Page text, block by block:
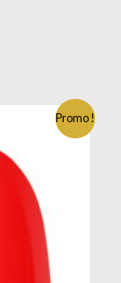
Promo !